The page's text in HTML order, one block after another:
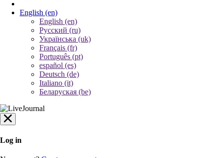
English (en)
English (en)
Русский (ru)
Українська (uk)
Français (fr)
Português (pt)
español (es)
Deutsch (de)
Italiano (it)
Беларуская (be)
Log in